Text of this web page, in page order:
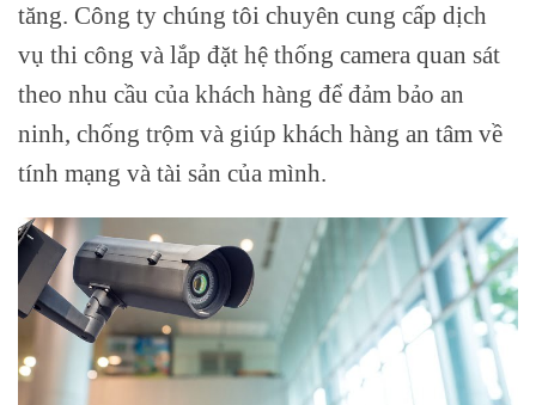
tăng. Công ty chúng tôi chuyên cung cấp dịch
vụ thi công và lắp đặt hệ thống camera quan sát
theo nhu cầu của khách hàng để đảm bảo an
ninh, chống trộm và giúp khách hàng an tâm về
tính mạng và tài sản của mình.